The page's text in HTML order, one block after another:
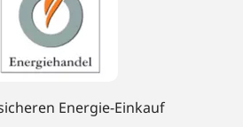
Energie-Einkauf